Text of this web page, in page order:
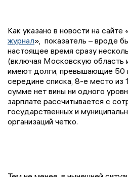
Как указано в новости на сайте
журнал», показатель – вроде
настоящее время сразу
(включая Московскую область
имеют долги, превышающие 50
середине списка, 8-е место из
сумме нет вины ни одного
зарплате рассчитывается с
государственных и
организаций четко.